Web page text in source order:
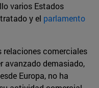
varios Estados
y el parlamento
relaciones comerciales
avanzado demasiado,
Europa, no ha